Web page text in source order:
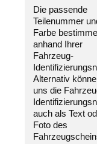
Die passende
Teilenummer
Farbe
anhand Ihrer
Fahrzeug-
Alternativ
uns die
auch als Text
Foto des